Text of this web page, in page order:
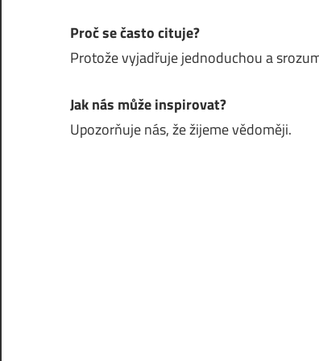
Proč se často cituje?
Protože vyjadřuje jednoduchou a
Jak nás může inspirovat?
Upozorňuje nás, že žijeme vědoměji.